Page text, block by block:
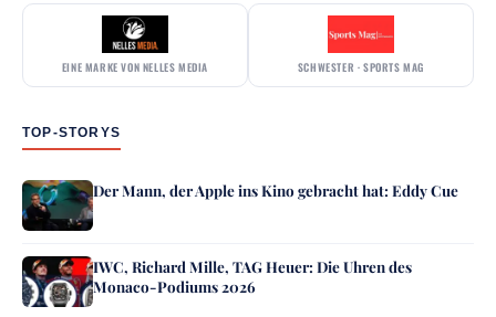
EINE MARKE VON NELLES MEDIA SCHWESTER · SPORTS MAG
TOP-STORYS
Der Mann, der Apple ins Kino gebracht hat: Eddy Cue
IWC, Richard Mille, TAG Heuer: Die Uhren des
Monaco-Podiums 2026